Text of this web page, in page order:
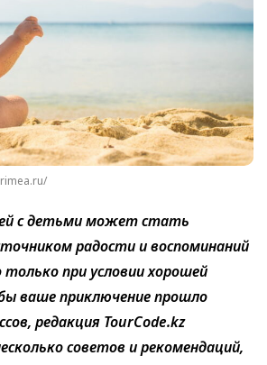
с детьми может стать
радости и воспоминаний
только при условии хорошей
ваше приключение прошло
редакция TourCode.kz
советов и рекомендаций,